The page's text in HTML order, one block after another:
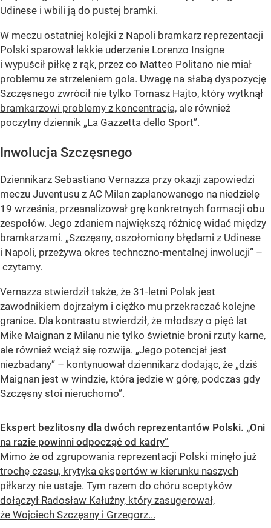
Udinese i wbili ją do pustej bramki.
W meczu ostatniej kolejki z Napoli bramkarz reprezentacji
Polski sparował lekkie uderzenie Lorenzo Insigne
i wypuścił piłkę z rąk, przez co Matteo Politano nie miał
problemu ze strzeleniem gola. Uwagę na słabą dyspozycję
Szczęsnego zwrócił nie tylko Tomasz Hajto, który wytknął
bramkarzowi problemy z koncentracją, ale również
poczytny dziennik „La Gazzetta dello Sport”.
Inwolucja Szczęsnego
Dziennikarz Sebastiano Vernazza przy okazji zapowiedzi
meczu Juventusu z AC Milan zaplanowanego na niedzielę
19 września, przeanalizował grę konkretnych formacji obu
zespołów. Jego zdaniem największą różnicę widać między
bramkarzami. „Szczęsny, oszołomiony błędami z Udinese
i Napoli, przeżywa okres technczno-mentalnej inwolucji” –
czytamy.
Vernazza stwierdził także, że 31-letni Polak jest
zawodnikiem dojrzałym i ciężko mu przekraczać kolejne
granice. Dla kontrastu stwierdził, że młodszy o pięć lat
Mike Maignan z Milanu nie tylko świetnie broni rzuty karne,
ale również wciąż się rozwija. „Jego potencjał jest
niezbadany” – kontynuował dziennikarz dodając, że „dziś
Maignan jest w windzie, która jedzie w górę, podczas gdy
Szczęsny stoi nieruchomo”.
Ekspert bezlitosny dla dwóch reprezentantów Polski. „Oni
na razie powinni odpocząć od kadry”
Mimo że od zgrupowania reprezentacji Polski minęło już
trochę czasu, krytyka ekspertów w kierunku naszych
piłkarzy nie ustaje. Tym razem do chóru sceptyków
dołączył Radosław Kałużny, który zasugerował,
że Wojciech Szczęsny i Grzegorz...